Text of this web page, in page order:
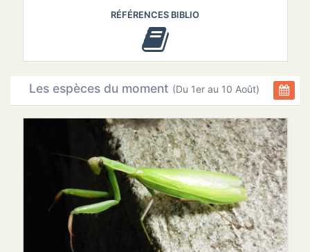
RÉFÉRENCES BIBLIO
Les espèces du moment (Du 1er au 10 Août)